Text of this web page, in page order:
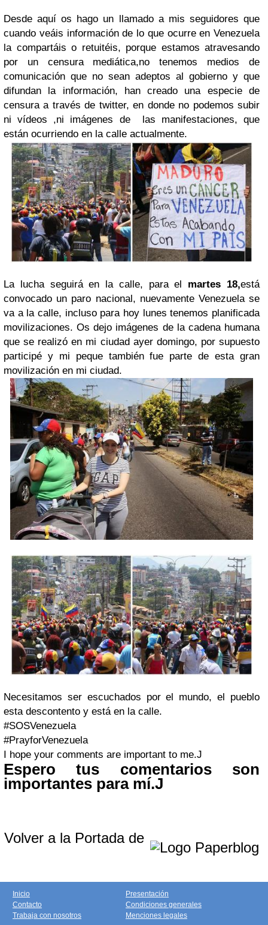
Desde aquí os hago un llamado a mis seguidores que
cuando veáis información de lo que ocurre en Venezuela
la compartáis o retuitéis, porque estamos atravesando
por un censura mediática,no tenemos medios de
comunicación que no sean adeptos al gobierno y que
difundan la información, han creado una especie de
censura a través de twitter, en donde no podemos subir
ni vídeos ,ni imágenes de las manifestaciones, que
están ocurriendo en la calle actualmente.
La lucha seguirá en la calle, para el martes 18,está
convocado un paro nacional, nuevamente Venezuela se
va a la calle, incluso para hoy lunes tenemos planificada
movilizaciones. Os dejo imágenes de la cadena humana
que se realizó en mi ciudad ayer domingo, por supuesto
participé y mi peque también fue parte de esta gran
movilización en mi ciudad.
Necesitamos ser escuchados por el mundo, el pueblo
esta descontento y está en la calle.
#SOSVenezuela
#PrayforVenezuela
I hope your comments are important to me.J
Espero tus comentarios son
importantes para mí.J
Volver a la Portada de
Inicio
Contacto
Trabaja con nosotros
Presentación
Condiciones generales
Menciones legales